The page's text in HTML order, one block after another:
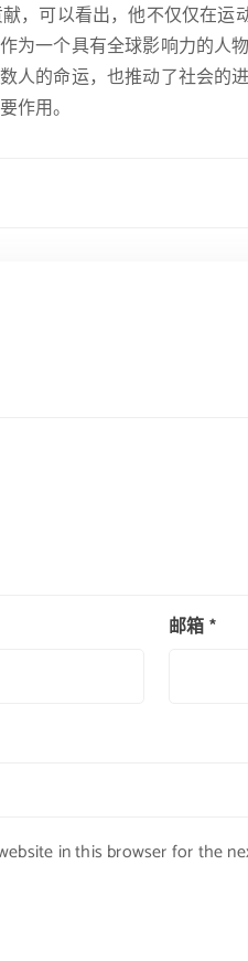
，可以看出，他不仅仅在
为一个具有全球影响力的人
人的命运，也推动了社会的
作用。
邮箱*
in this browser for the